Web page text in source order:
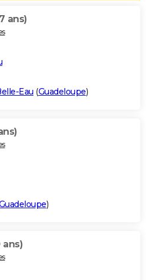
ans)
Eau (Guadeloupe)
)
ans)